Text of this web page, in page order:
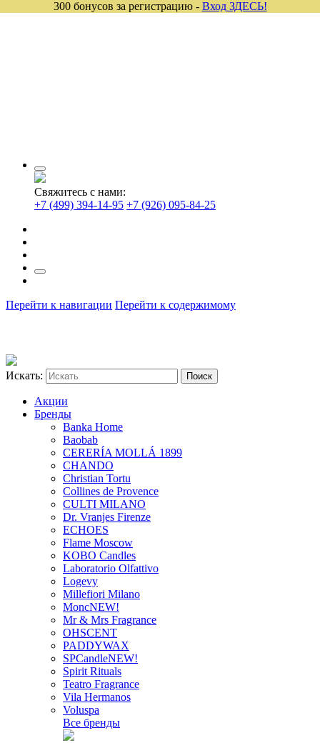
Свяжитесь с нами:
+7 (499) 394-14-95 +7 (926) 095-84-25
Перейти к навигации Перейти к содержимому
Искать:
Акции
Бренды
Banka Home
Baobab
CERERÍA MOLLÁ 1899
CHANDO
Christian Tortu
Collines de Provence
CULTI MILANO
Dr. Vranjes Firenze
ECHOES
Flame Moscow
KOBO Candles
Laboratorio Olfattivo
Logevy
Millefiori Milano
MoncNEW!
Mr & Mrs Fragrance
OHSCENT
PADDYWAX
SPCandleNEW!
Spirit Rituals
Teatro Fragrance
Vila Hermanos
Voluspa
Все бренды
300 бонусов за регистрацию - Вход ЗДЕСЬ!